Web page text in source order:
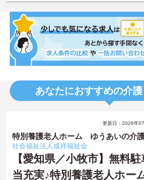
あなたにおすすめの介
更新日：2026年
特別養護老人ホーム ゆうあいの介
社会福祉法人成祥福祉会
【愛知県／小牧市】無料
当充実♪特別養護老人ホー